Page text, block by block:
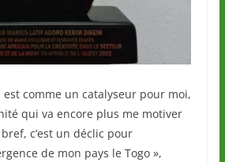
comme un catalyseur pour moi,
qui va encore plus me motiver
c’est un déclic pour
de mon pays le Togo »,